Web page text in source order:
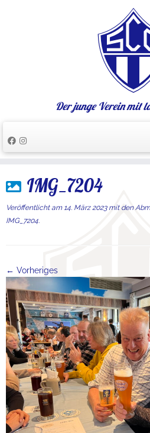
Inhalt
Der junge Verein mit
IMG_7204
Veröffentlicht am 14. März 2023mit den
IMG_7204.
← Vorheriges